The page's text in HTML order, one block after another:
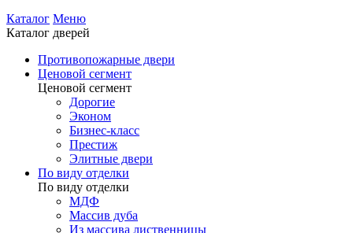
Каталог Меню
Каталог дверей
Противопожарные двери
Ценовой сегмент
Ценовой сегмент
Дорогие
Эконом
Бизнес-класс
Престиж
Элитные двери
По виду отделки
По виду отделки
МДФ
Массив дуба
Из массива лиственницы